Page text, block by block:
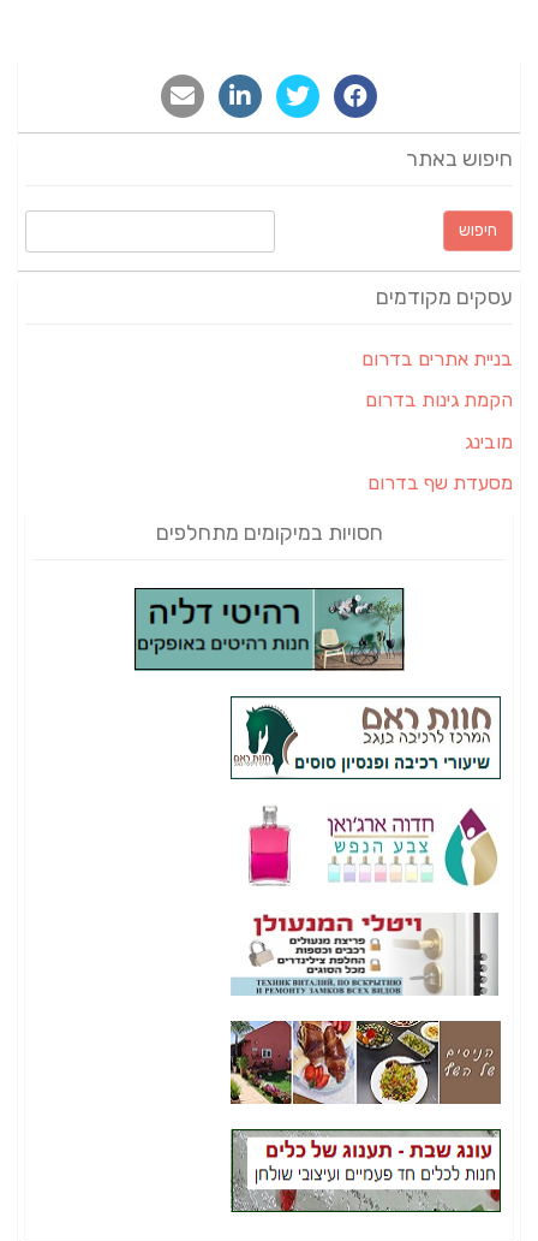
חיפוש באתר
חיפוש:
עסקים מקודמים
בניית אתרים בדרום
הקמת גינות בדרום
מובינג
מסעדת שף בדרום
חסויות במיקומים מתחלפים